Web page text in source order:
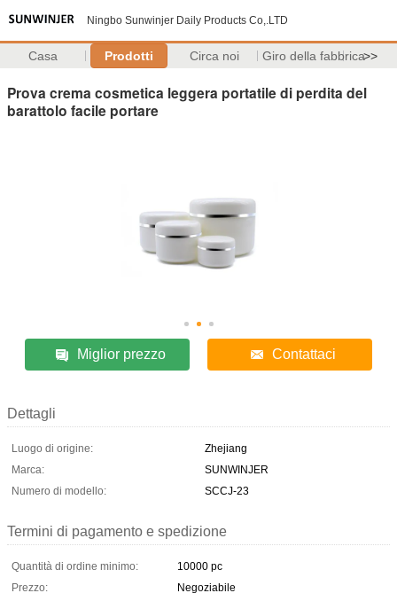
Ningbo Sunwinjer Daily Products Co,.LTD
Casa Prodotti Circa noi Giro della fabbrica>>
Prova crema cosmetica leggera portatile di perdita del
barattolo facile portare
Miglior prezzo Contattaci
Dettagli
Luogo di origine:
Zhejiang
Marca:
SUNWINJER
Numero di modello:
SCCJ-23
Termini di pagamento e spedizione
Quantità di ordine minimo:
10000 pc
Prezzo:
Negoziabile